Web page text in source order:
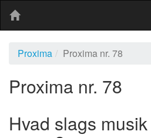
Proxima
Proxima nr. 78
Proxima nr. 78
Hvad slags